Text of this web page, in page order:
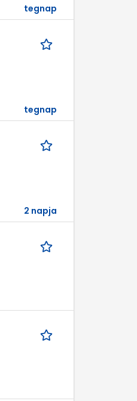
tegnap
tegnap
2 napja